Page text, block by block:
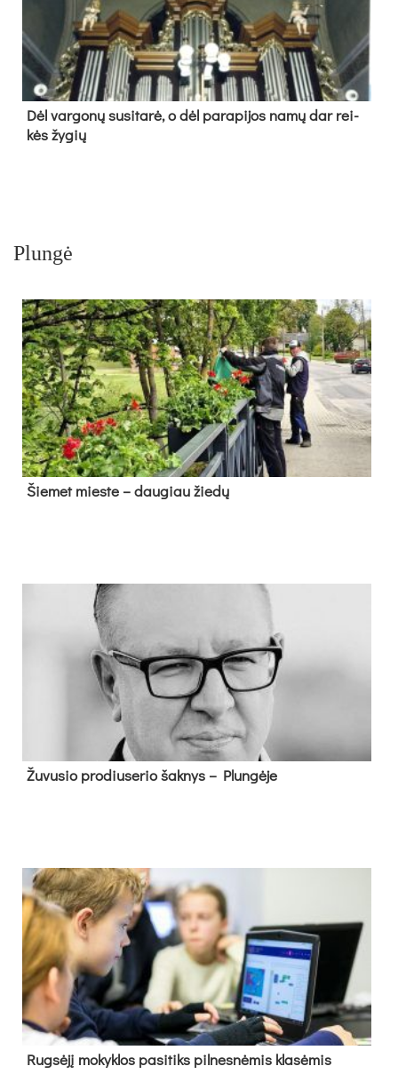
Dėl var­go­nų su­si­ta­rė, o dėl pa­ra­pi­jos na­mų dar rei­
kės žy­gių
Plungė
Šie­met mies­te – dau­giau žie­dų
Žu­vu­sio pro­diu­se­rio šak­nys – Plun­gė­je
Rug­sė­jį mo­kyk­los pa­si­tiks pil­nes­nė­mis kla­sė­mis